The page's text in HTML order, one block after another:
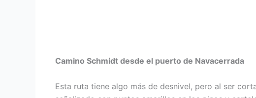
Camino Schmidt desde el puerto de Navacerrada
Esta ruta tiene algo más de desnivel, pero al ser